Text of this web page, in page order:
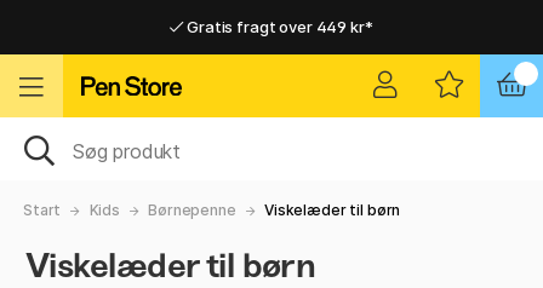
Gratis fragt over 449 kr*
Hurtigt til dør eller pakkeshop
Hurtigt til dør eller pakkeshop
Start Kids Børnepenne Viskelæder til børn
Viskelæder til børn